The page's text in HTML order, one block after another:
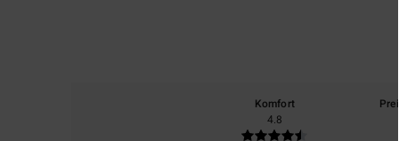
Komfort
4.8